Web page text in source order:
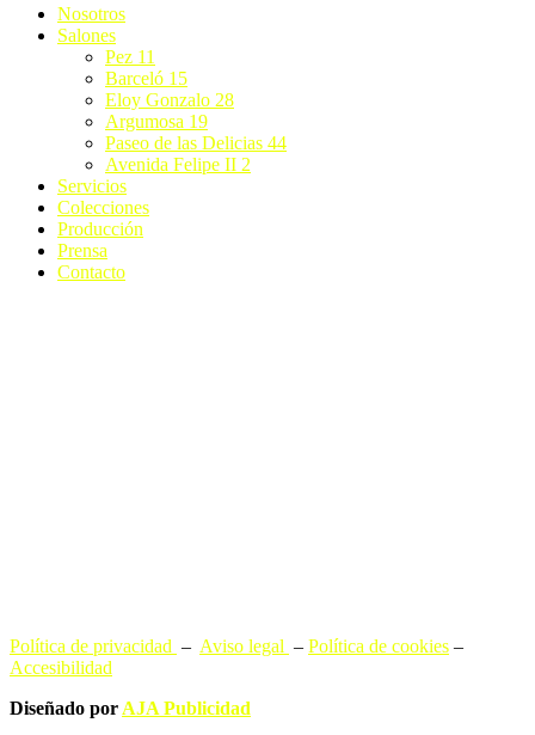
Nosotros
Salones
Pez 11
Barceló 15
Eloy Gonzalo 28
Argumosa 19
Paseo de las Delicias 44
Avenida Felipe II 2
Servicios
Colecciones
Producción
Prensa
Contacto
Política de privacidad – Aviso legal – Política de cookies –
Accesibilidad
Diseñado porAJA Publicidad